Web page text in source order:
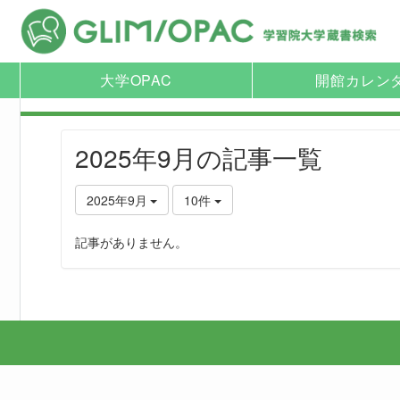
大学OPAC 開館カレン
2025年9月の記事一覧
2025年9月 10件
記事がありません。